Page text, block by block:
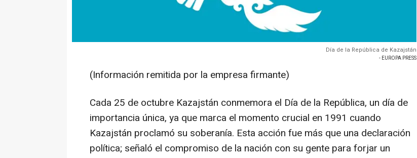
Día de la República de Kazajstán
- EUROPA PRESS
(Información remitida por la empresa firmante)
Cada 25 de octubre Kazajstán conmemora el Día de la República, un día de
importancia única, ya que marca el momento crucial en 1991 cuando
Kazajstán proclamó su soberanía. Esta acción fue más que una declaración
política; señaló el compromiso de la nación con su gente para forjar un